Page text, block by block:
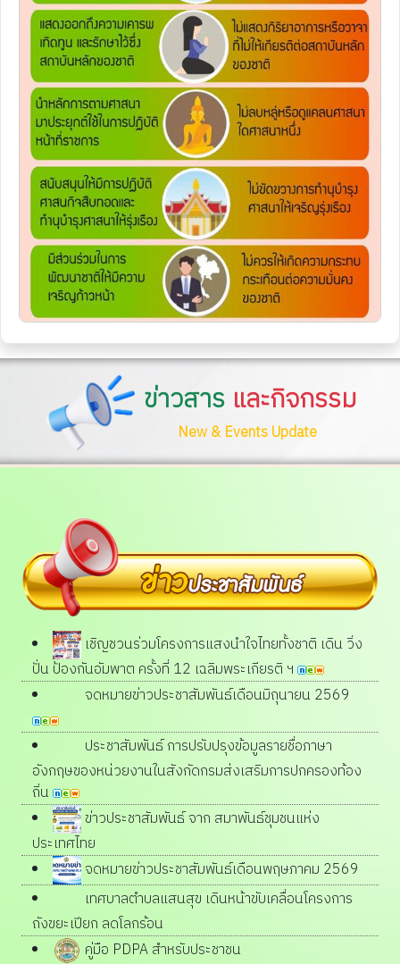
ข่าวสาร และกิจกรรม
New & Events Update
เชิญชวนร่วมโครงการแสงนำใจไทยทั้งชาติ เดิน วิ่ง
ปั่น ป้องกันอัมพาต ครั้งที่ 12 เฉลิมพระเกียรติ ฯ
จดหมายข่าวประชาสัมพันธ์เดือนมิถุนายน 2569
ประชาสัมพันธ์ การปรับปรุงข้อมูลรายชื่อภาษา
อังกฤษของหน่วยงานในสังกัดกรมส่งเสริมการปกครองท้อง
ถิ่น
ข่าวประชาสัมพันธ์ จาก สมาพันธ์ชุมชนแห่ง
ประเทศไทย
จดหมายข่าวประชาสัมพันธ์เดือนพฤษภาคม 2569
เทศบาลตำบลแสนสุข เดินหน้าขับเคลื่อนโครงการ
ถังขยะเปียก ลดโลกร้อน
คู่มือ PDPA สำหรับประชาชน